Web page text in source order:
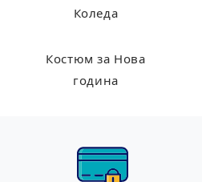
Коледа
Костюм за Нова
година